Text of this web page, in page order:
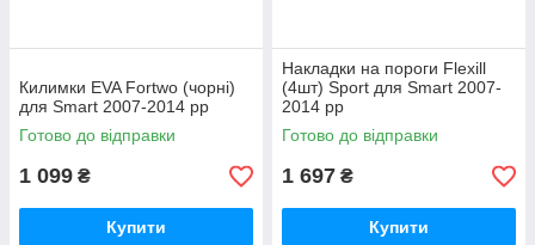
Килимки EVA Fortwo (чорні)
для Smart 2007-2014 рр
Готово до відправки
1 099 ₴
Купити
Накладки на пороги Flexill
(4шт) Sport для Smart 2007-
2014 рр
Готово до відправки
1 697 ₴
Купити